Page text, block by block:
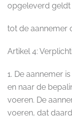
opgeleverd
tot de aannemer
Artikel 4:
1. De aannemer
en naar de
voeren. De
voeren, dat